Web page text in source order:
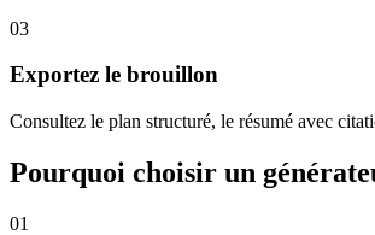
03
Exportez le brouillon
Consultez le plan structuré, le résumé avec
Pourquoi choisir un
01